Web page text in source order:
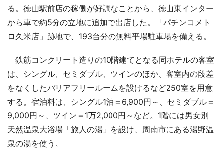
る。徳山駅前店の稼働が好調なことから、徳山東インター
から車で約5分の立地に追加で出店した。「パチンコメト
ロ久米店」跡地で、193台分の無料平場駐車場を備える。
鉄筋コンクリート造りの10階建てとなる同ホテルの客室
は、シングル、セミダブル、ツインのほか、客室内の段差
をなくしたバリアフリールームを設けるなど250室を用意
する。宿泊料は、シングル1泊＝6,900円～、セミダブル＝
9,000円～、ツイン＝1万2,000円～など。1階には男女別
天然温泉大浴場「旅人の湯」を設け、周南市にある湯野温
泉の湯を使う。